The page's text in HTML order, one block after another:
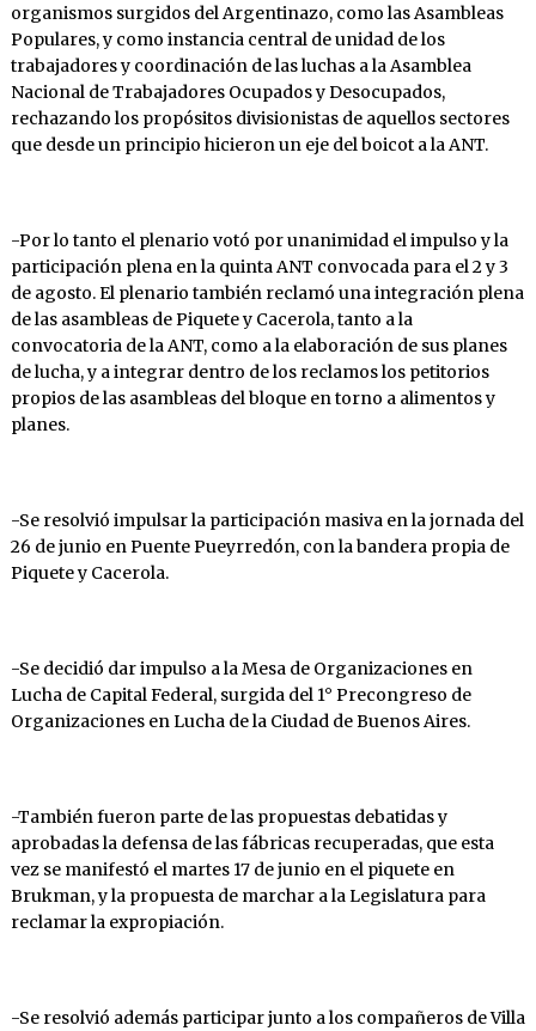
organismos surgidos del Argentinazo, como las Asambleas
Populares, y como instancia central de unidad de los
trabajadores y coordinación de las luchas a la Asamblea
Nacional de Trabajadores Ocupados y Desocupados,
rechazando los propósitos divisionistas de aquellos sectores
que desde un principio hicieron un eje del boicot a la ANT.
-Por lo tanto el plenario votó por unanimidad el impulso y la
participación plena en la quinta ANT convocada para el 2 y 3
de agosto. El plenario también reclamó una integración plena
de las asambleas de Piquete y Cacerola, tanto a la
convocatoria de la ANT, como a la elaboración de sus planes
de lucha, y a integrar dentro de los reclamos los petitorios
propios de las asambleas del bloque en torno a alimentos y
planes.
-Se resolvió impulsar la participación masiva en la jornada del
26 de junio en Puente Pueyrredón, con la bandera propia de
Piquete y Cacerola.
-Se decidió dar impulso a la Mesa de Organizaciones en
Lucha de Capital Federal, surgida del 1° Precongreso de
Organizaciones en Lucha de la Ciudad de Buenos Aires.
-También fueron parte de las propuestas debatidas y
aprobadas la defensa de las fábricas recuperadas, que esta
vez se manifestó el martes 17 de junio en el piquete en
Brukman, y la propuesta de marchar a la Legislatura para
reclamar la expropiación.
-Se resolvió además participar junto a los compañeros de Villa